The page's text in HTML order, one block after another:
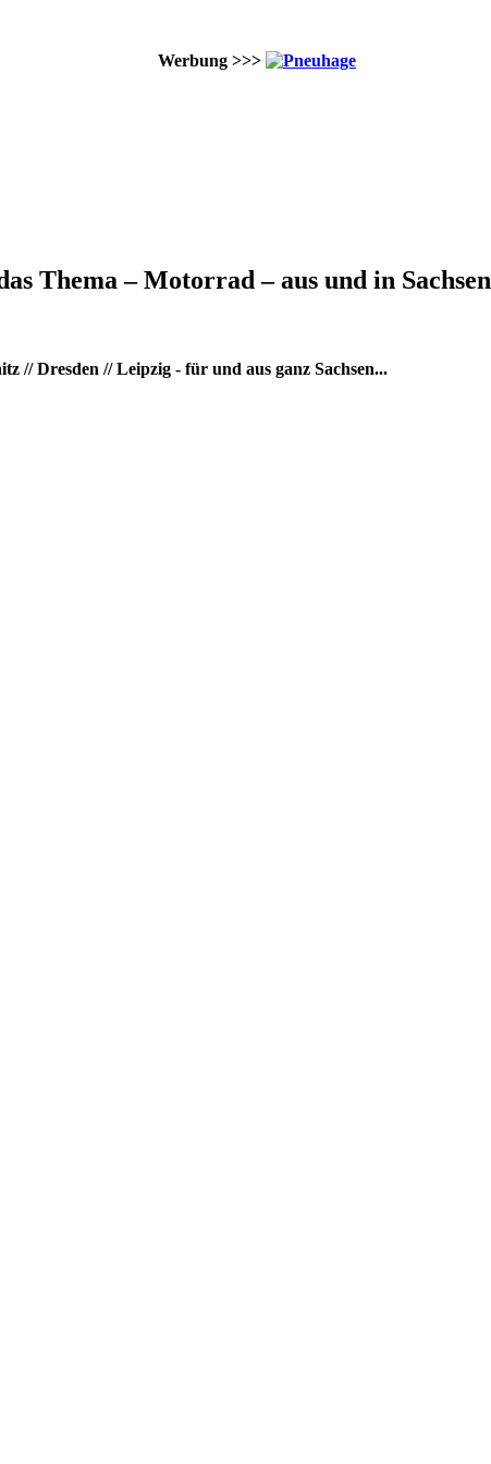
Werbung >>>
Thema – Motorrad – aus und in Sachsen
Dresden // Leipzig - für und aus ganz Sachsen...